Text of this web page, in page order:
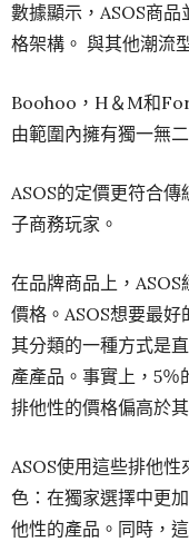
數據顯示，ASOS商
格架構。 與其他潮流
Boohoo，H＆M和
由範圍內擁有獨一無
ASOS的定價更符合
子商務玩家。
在品牌商品上，
價格。ASOS想要最
其分類的一種方式是
產產品。事實上，5％
排他性的價格偏高於
ASOS使用這些排他
色：在獨家選擇中更
他性的產品。同時，